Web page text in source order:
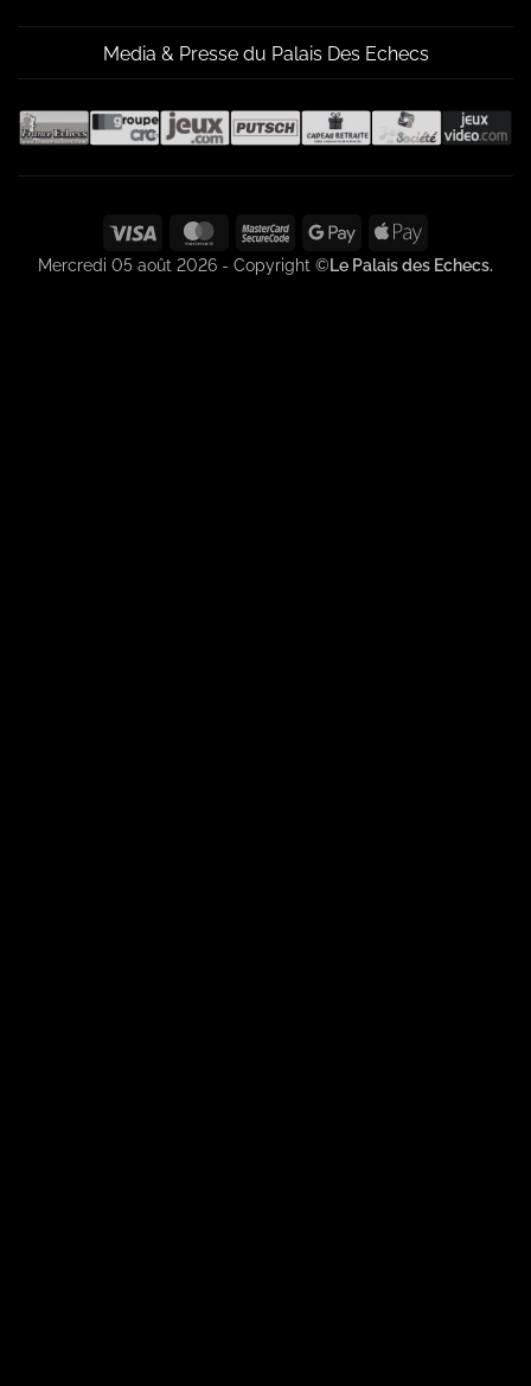
Media & Presse du Palais Des Echecs
Visa MasterCardMasterCard
2
Google
Pay
Apple
Pay
Mercredi 05 août 2026 - Copyright ©Le Palais des Echecs.